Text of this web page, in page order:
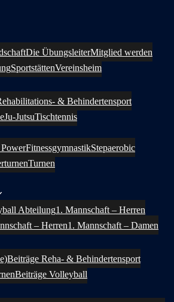
Die ÜbungsleiterMitglied werden
SportstättenVereinsheim
& Behindertensport
Ju-JutsuTischtennis
FitnessgymnastikStepaerobic
Turnen
Abteilung1. Mannschaft – Herren
– Herren1. Mannschaft – Damen
Beiträge Reha- & Behindertensport
Beiträge Volleyball